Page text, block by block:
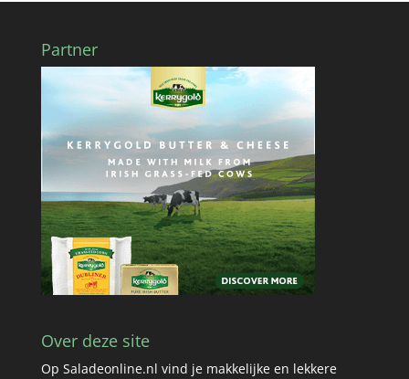
Partner
Over deze site
Op Saladeonline.nl vind je makkelijke en lekkere